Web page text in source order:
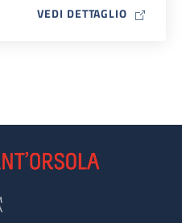
VEDI DETTAGLIO MAP ICON